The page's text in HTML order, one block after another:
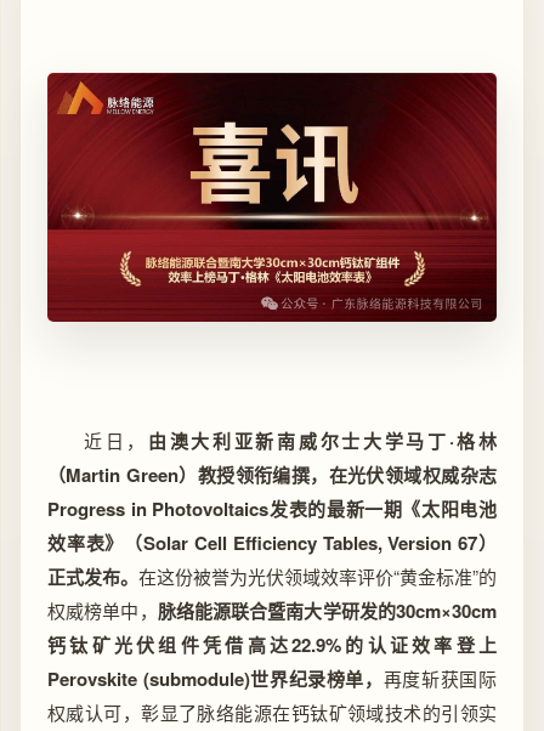
近日， 由澳大利亚新南威尔士大学马丁·格林
（Martin Green）教授领衔编撰，在光伏领域权威杂志
Progress in Photovoltaics发表的最新一期《太阳电池
效率表》
（Solar Cell Efficiency Tables, Version 67）
正式发布。 在这份被誉为光伏领域效率评价“黄金标准”的
权威榜单中， 脉络能源联合暨南大学研发的30cm×30cm
钙钛矿光伏组件凭借高达22.9%的认证效率登上
Perovskite (submodule)世界纪录榜单， 再度斩获国际
权威认可，彰显了脉络能源在钙钛矿领域技术的引领实